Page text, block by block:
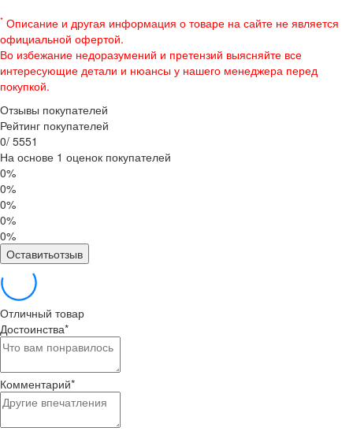
* Описание и другая информация о товаре на сайте не является
официальной офертой.
Во избежание недоразумений и претензий выясняйте все
интересующие детали и нюансы у нашего менеджера перед
покупкой.
Отзывы покупателей
Рейтинг покупателей
0/ 5551
На основе 1 оценок покупателей
0%
0%
0%
0%
0%
Оставитьотзыв
Отличный товар
Достоинства*
Комментарий*